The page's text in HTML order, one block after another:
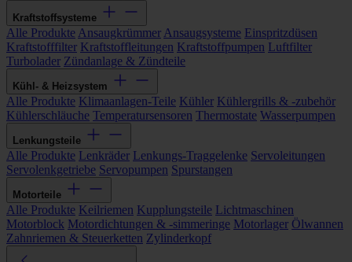
Kraftstoffsysteme
Alle Produkte Ansaugkrümmer Ansaugsysteme Einspritzdüsen
Kraftstofffilter Kraftstoffleitungen Kraftstoffpumpen Luftfilter
Turbolader Zündanlage & Zündteile
Kühl- & Heizsystem
Alle Produkte Klimaanlagen-Teile Kühler Kühlergrills & -zubehör
Kühlerschläuche Temperatursensoren Thermostate Wasserpumpen
Lenkungsteile
Alle Produkte Lenkräder Lenkungs-Traggelenke Servoleitungen
Servolenkgetriebe Servopumpen Spurstangen
Motorteile
Alle Produkte Keilriemen Kupplungsteile Lichtmaschinen
Motorblock Motordichtungen & -simmeringe Motorlager Ölwannen
Zahnriemen & Steuerketten Zylinderkopf